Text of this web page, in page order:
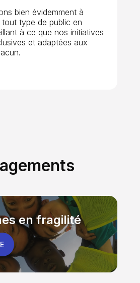
bien évidemment à
type de public en
à ce que nos initiatives
et adaptées aux
en fragilité